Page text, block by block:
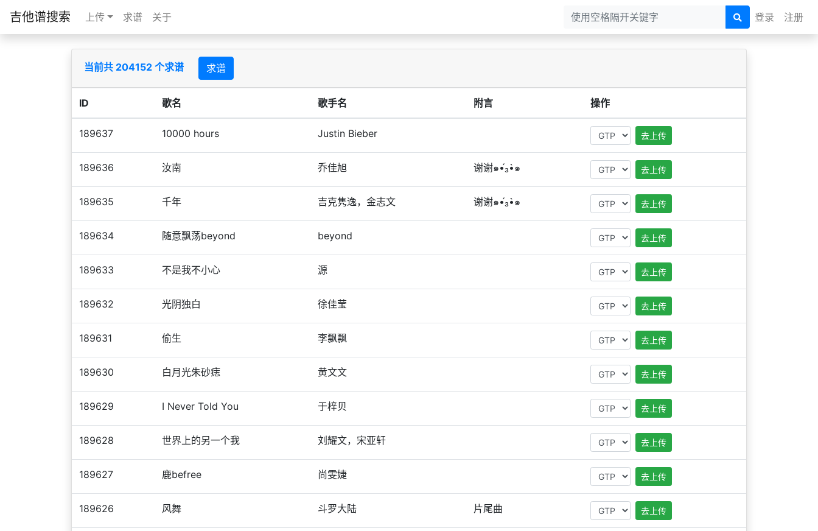
吉他谱搜索 上传 求谱 关于 登录 注册
当前共 204152 个求谱 求谱
ID 歌名 歌手名 附言 操作
189637 10000 hours Justin Bieber 去上传
189636 汝南 乔佳旭 谢谢๑•́₃•̀๑ 去上传
189635 千年 吉克隽逸，金志文 谢谢๑•́₃•̀๑ 去上传
189634 随意飘荡beyond beyond 去上传
189633 不是我不小心 源 去上传
189632 光阴独白 徐佳莹 去上传
189631 偷生 李飘飘 去上传
189630 白月光朱砂痣 黄文文 去上传
189629 I Never Told You 于梓贝 去上传
189628 世界上的另一个我 刘耀文，宋亚轩 去上传
189627 鹿befree 尚雯婕 去上传
189626 风舞 斗罗大陆 片尾曲 去上传